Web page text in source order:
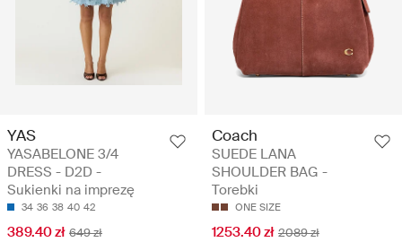
YAS
YASABELONE 3/4
DRESS - D2D -
Sukienki na imprezę
34 36 38 40 42
389.40 zł 649 zł
Coach
SUEDE LANA
SHOULDER BAG -
Torebki
ONE SIZE
1253.40 zł 2089 zł